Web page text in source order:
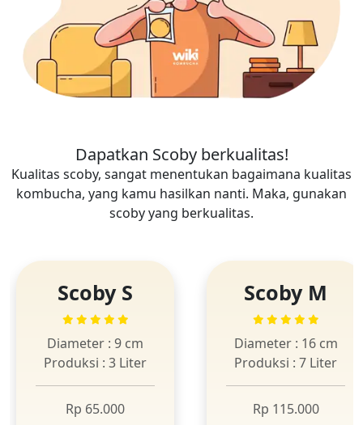
Dapatkan Scoby berkualitas!
Kualitas scoby, sangat menentukan bagaimana kualitas
kombucha, yang kamu hasilkan nanti. Maka, gunakan
scoby yang berkualitas.
Scoby S
Diameter : 9 cm
Produksi : 3 Liter
Rp 65.000
Scoby M
Diameter : 16 cm
Produksi : 7 Liter
Rp 115.000